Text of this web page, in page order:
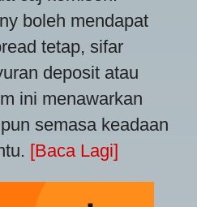
boleh mendapat
tetap, sifar
deposit atau
ini menawarkan
semasa keadaan
[Baca Lagi]